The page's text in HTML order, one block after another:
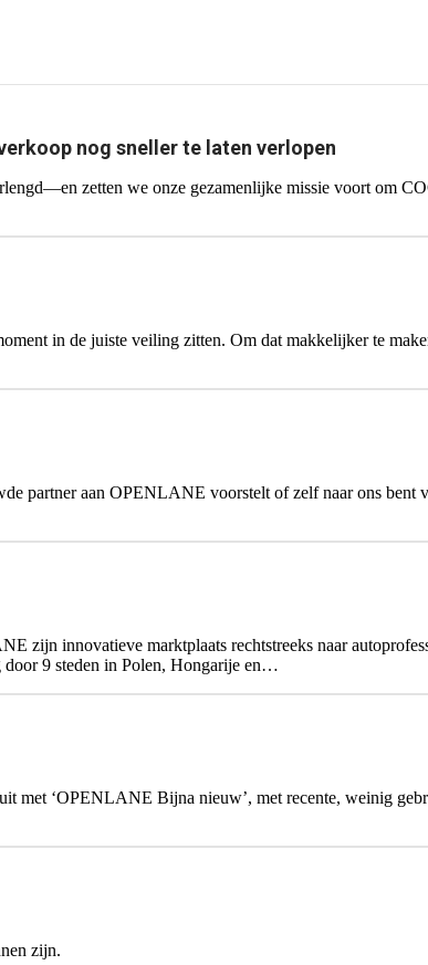
nog sneller te laten verlopen
zetten we onze gezamenlijke missie voort om
in de juiste veiling zitten. Om dat makkelijker te
partner aan OPENLANE voorstelt of zelf naar ons bent
zijn innovatieve marktplaats rechtstreeks naar
9 steden in Polen, Hongarije en…
‘OPENLANE Bijna nieuw’, met recente, weinig
zijn.